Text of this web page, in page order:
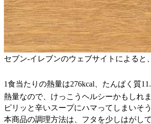
セブン-イレブンのウェブサイトによると
1食当たりの熱量は276kcal、たんぱく質
熱量なので、けっこうヘルシーかもしれ
ピリッと辛いスープにハマってしまいそう
本商品の調理方法は、フタを少しはがし